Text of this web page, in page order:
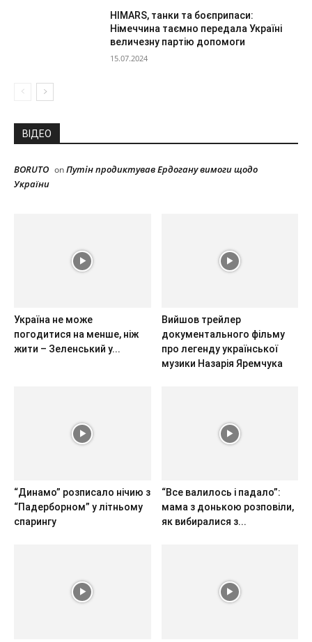
HIMARS, танки та боєприпаси:
Німеччина таємно передала Україні
величезну партію допомоги
15.07.2024
ВІДЕО
BORUTO onПутін продиктував Ердогану вимоги щодо
України
Україна не може
погодитися на менше, ніж
жити – Зеленський у...
Вийшов трейлер
документального фільму
про легенду української
музики Назарія Яремчука
“Динамо” розписало нічию з
“Падерборном” у літньому
спарингу
“Все валилось і падало”:
мама з донькою розповіли,
як вибиралися з...